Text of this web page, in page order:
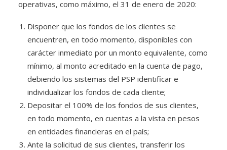
operativas, como máximo, el 31 de enero de 2020:
Disponer que los fondos de los clientes se
encuentren, en todo momento, disponibles con
carácter inmediato por un monto equivalente, como
mínimo, al monto acreditado en la cuenta de pago,
debiendo los sistemas del PSP identificar e
individualizar los fondos de cada cliente;
Depositar el 100% de los fondos de sus clientes,
en todo momento, en cuentas a la vista en pesos
en entidades financieras en el país;
Ante la solicitud de sus clientes, transferir los